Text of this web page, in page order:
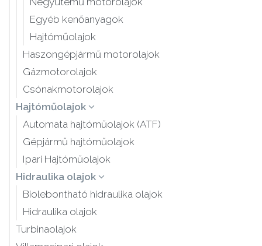
Egyéb kenőanyagok
Hajtóműolajok
Haszongépjármű motorolajok
Gázmotorolajok
Csónakmotorolajok
Hajtóműolajok
Automata hajtóműolajok (ATF)
Gépjármű hajtóműolajok
Ipari Hajtóműolajok
Hidraulika olajok
Biolebontható hidraulika olajok
Hidraulika olajok
Turbinaolajok